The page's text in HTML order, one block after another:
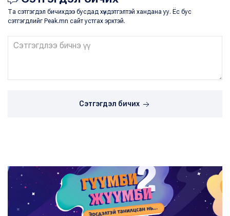
Та сэтгэгдэл бичихдээ бусдад хүндэтгэлтэй хандана уу. Ёс бус
сэтгэгдлийг Peak.mn сайт устгах эрхтэй.
Сэтгэгдэл бичих